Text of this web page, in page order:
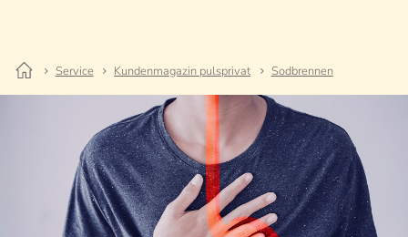
Service Kundenmagazin pulsprivat Sodbrennen